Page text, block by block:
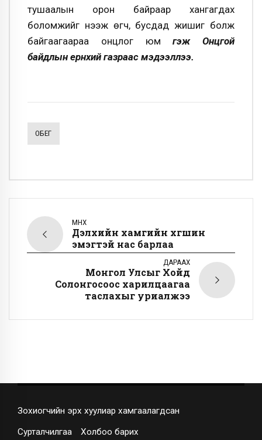
тушаалын орон байраар хангагдах
боломжийг нээж өгч, бусдад жишиг болж
байгаагаараа онцлог юмгэж Онцгой
байдлын ерөнхий газраас мэдээллээ.
ОБЕГ
ӨМНӨХ
Дэлхийн хамгийн хөгшин
эмэгтэй нас барлаа
ДАРААХ
Монгол Улсыг Хойд
Солонгосоос харилцаагаа
таслахыг уриалжээ
Зохиогчийн эрх хуулиар хамгаалагдсан
Сурталчилгаа Холбоо барих